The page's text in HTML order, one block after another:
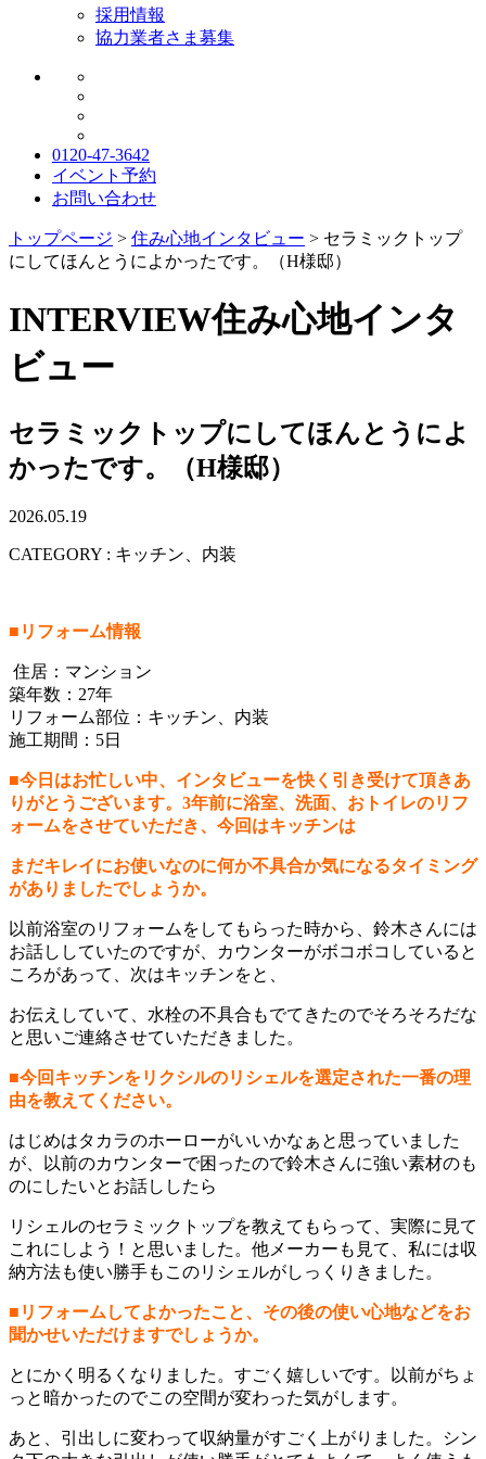
採用情報
協力業者さま募集
0120-47-3642
イベント予約
お問い合わせ
トップページ > 住み心地インタビュー > セラミックトップ
にしてほんとうによかったです。（H様邸）
INTERVIEW住み心地インタ
ビュー
セラミックトップにしてほんとうによ
かったです。（H様邸）
2026.05.19
CATEGORY : キッチン、内装
■リフォーム情報
住居：マンション
築年数：27年
リフォーム部位：キッチン、内装
施工期間：5日
■今日はお忙しい中、インタビューを快く引き受けて頂きあ
りがとうございます。3年前に浴室、洗面、おトイレのリフ
ォームをさせていただき、今回はキッチンは
まだキレイにお使いなのに何か不具合か気になるタイミング
がありましたでしょうか。
以前浴室のリフォームをしてもらった時から、鈴木さんには
お話ししていたのですが、カウンターがボコボコしていると
ころがあって、次はキッチンをと、
お伝えしていて、水栓の不具合もでてきたのでそろそろだな
と思いご連絡させていただきました。
■今回キッチンをリクシルのリシェルを選定された一番の理
由を教えてください。
はじめはタカラのホーローがいいかなぁと思っていました
が、以前のカウンターで困ったので鈴木さんに強い素材のも
のにしたいとお話ししたら
リシェルのセラミックトップを教えてもらって、実際に見て
これにしよう！と思いました。他メーカーも見て、私には収
納方法も使い勝手もこのリシェルがしっくりきました。
■リフォームしてよかったこと、その後の使い心地などをお
聞かせいただけますでしょうか。
とにかく明るくなりました。すごく嬉しいです。以前がちょ
っと暗かったのでこの空間が変わった気がします。
あと、引出しに変わって収納量がすごく上がりました。シン